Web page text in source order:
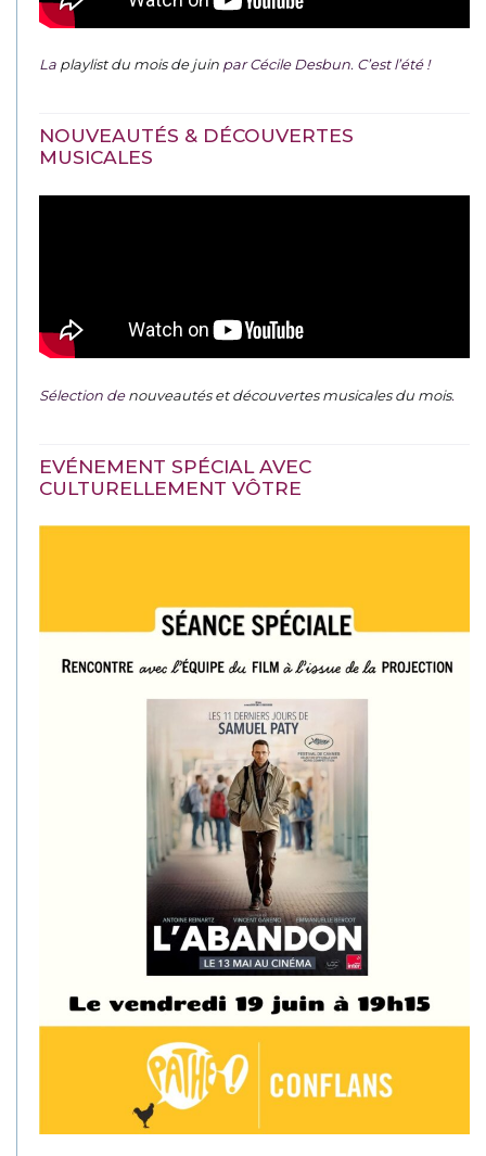
La playlist du mois de juin par Cécile Desbun. C’est l’été !
NOUVEAUTÉS & DÉCOUVERTES
MUSICALES
Sélection denouveautés et découvertes musicales du mois.
EVÉNEMENT SPÉCIAL AVEC
CULTURELLEMENT VÔTRE